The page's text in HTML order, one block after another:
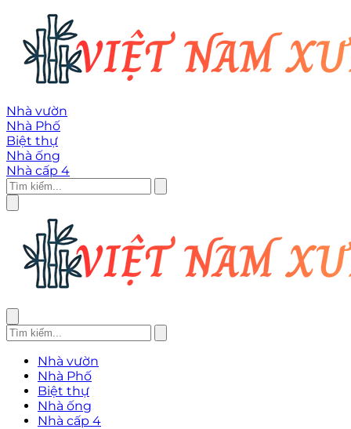
Nhà vườn
Nhà Phố
Biệt thự
Nhà ống
Nhà cấp 4
Nhà vườn
Nhà Phố
Biệt thự
Nhà ống
Nhà cấp 4